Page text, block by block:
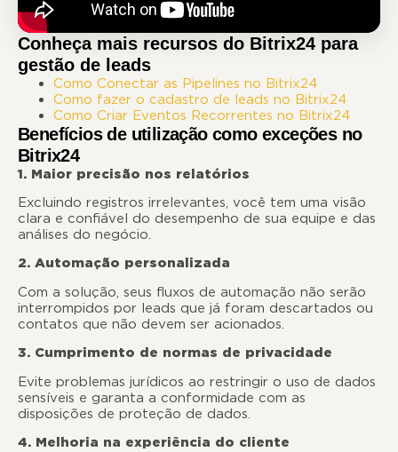
Conheça mais recursos do Bitrix24 para
gestão de leads
Como Conectar as Pipelines no Bitrix24
Como fazer o cadastro de leads no Bitrix24
Como Criar Eventos Recorrentes no Bitrix24
Benefícios de utilização como exceções no
Bitrix24
1. Maior precisão nos relatórios
Excluindo registros irrelevantes, você tem uma visão
clara e confiável do desempenho de sua equipe e das
análises do negócio.
2. Automação personalizada
Com a solução, seus fluxos de automação não serão
interrompidos por leads que já foram descartados ou
contatos que não devem ser acionados.
3. Cumprimento de normas de privacidade
Evite problemas jurídicos ao restringir o uso de dados
sensíveis e garanta a conformidade com as
disposições de proteção de dados.
4. Melhoria na experiência do cliente